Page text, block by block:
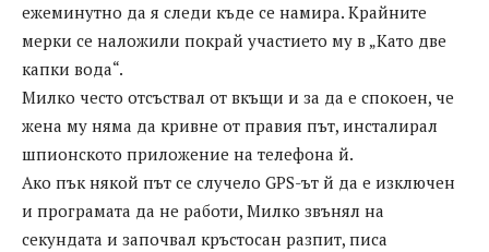
ежеминутно да я следи къде се намира. Крайните
мерки се наложили покрай участието му в „Като две
капки вода“.
Милко често отсъствал от вкъщи и за да е спокоен, че
жена му няма да кривне от правия път, инсталирал
шпионското приложение на телефона й.
Ако пък някой път се случело GPS-ът й да е изключен
и програмата да не работи, Милко звънял на
секундата и започвал кръстосан разпит, писа